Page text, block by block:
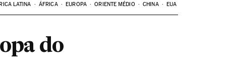
LATINA ÁFRICA EUROPA ORIENTE MÉDIO CHINA EUA
do